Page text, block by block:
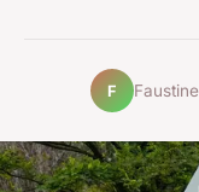
F Faustine